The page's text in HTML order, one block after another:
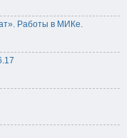
Работы в МИКе.